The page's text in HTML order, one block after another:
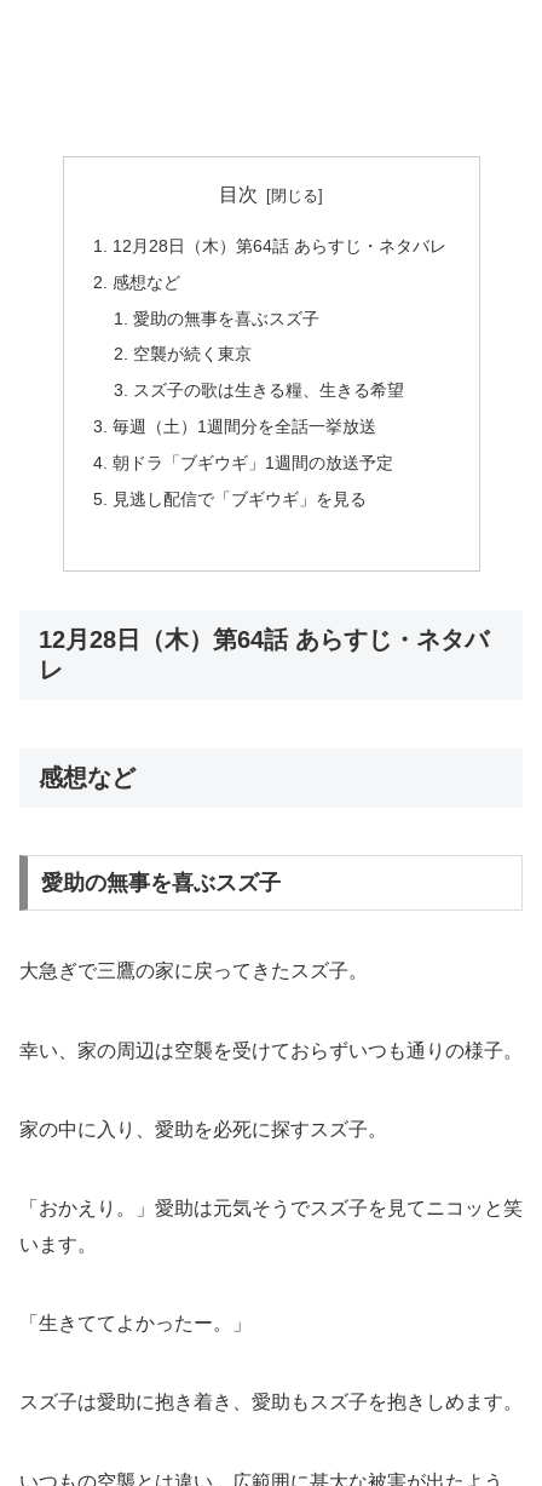
目次
12月28日（木）第64話 あらすじ・ネタバレ
感想など
愛助の無事を喜ぶスズ子
空襲が続く東京
スズ子の歌は生きる糧、生きる希望
毎週（土）1週間分を全話一挙放送
朝ドラ「ブギウギ」1週間の放送予定
見逃し配信で「ブギウギ」を見る
12月28日（木）第64話 あらすじ・ネタバ
レ
感想など
愛助の無事を喜ぶスズ子
大急ぎで三鷹の家に戻ってきたスズ子。
幸い、家の周辺は空襲を受けておらずいつも通りの様子。
家の中に入り、愛助を必死に探すスズ子。
「おかえり。」愛助は元気そうでスズ子を見てニコッと笑
います。
「生きててよかったー。」
スズ子は愛助に抱き着き、愛助もスズ子を抱きしめます。
いつもの空襲とは違い、広範囲に甚大な被害が出たよう